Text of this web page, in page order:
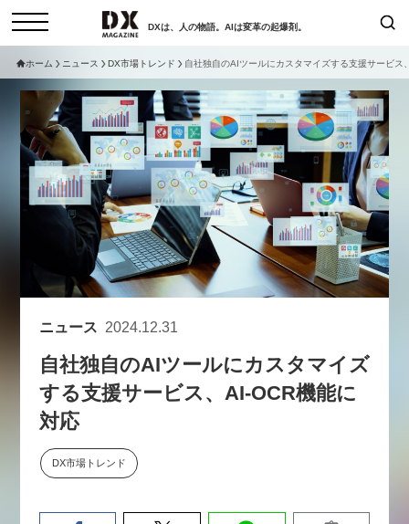
DXは、人の物語。AIは変革の起爆剤。
コラム インタビュー
セミナー ニュース
サービスメニュー 日本オムニチャネル協会
トップページ
特集
動画
サイトマップ
お問い合わせ
個人情報保護法について
採用情報
検索
現在開催予定のセミナー
【8/12開催】「イノベーションを
数値化する」～投資される事業の
学ぶ資金調達・巻き込みのリアル
2026-06-10
セミナー
ホーム ニュース DX市場トレンド 自社独自のAIツールにカスタマイズする支援サービス
ニュース 2024.12.31
自社独自のAIツールにカスタマイズ
する支援サービス、AI-OCR機能に
対応
DX市場トレンド